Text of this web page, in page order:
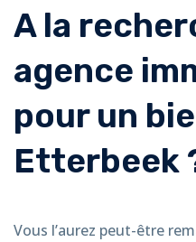
immobilière
à
Etterbeek
Estimation
immobilière
A la
agence
pour un
Etterbeek
Vous l’aurez peut-être